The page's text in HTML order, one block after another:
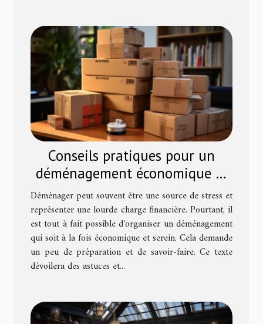
Conseils pratiques pour un
déménagement économique et
sans stress
Déménager peut souvent être une source de stress et
représenter une lourde charge financière. Pourtant, il
est tout à fait possible d'organiser un déménagement
qui soit à la fois économique et serein. Cela demande
un peu de préparation et de savoir-faire. Ce texte
dévoilera des astuces et...